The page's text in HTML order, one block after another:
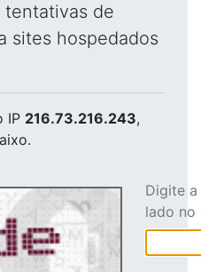
tentativas de
sites hospedados
IP 216.73.216.243,
Digite
lado no